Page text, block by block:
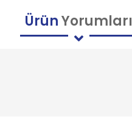
ÜrünYorumları